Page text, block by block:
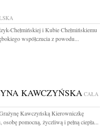
Chełmińskiej i Kubie Chełmińskiemu
współczucia z powodu...
KAWCZYŃSKA CAŁA
Kawczyńską Kierowniczkę
osobę pomocną, życzliwą i pełną ciepła...